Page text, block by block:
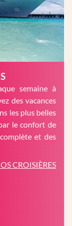
semaine à
des vacances
les plus belles
le confort de
et des
CROISIÈRES